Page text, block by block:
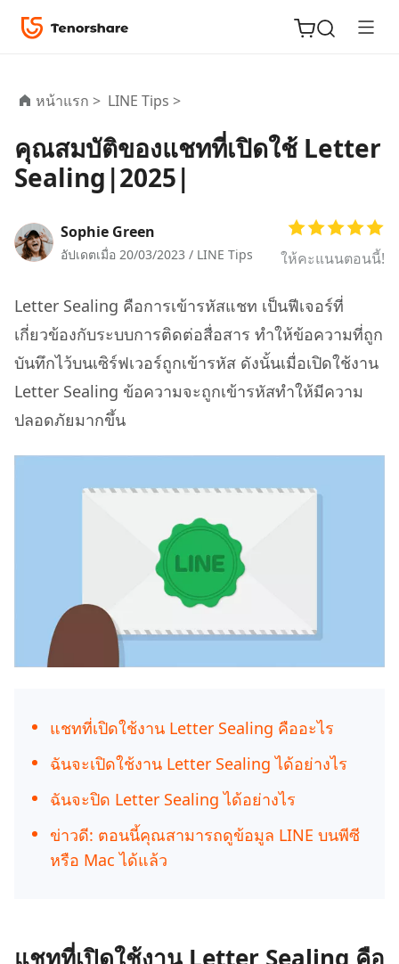
ReiBoot
for iOS
Tenorshare
PDNob
iAnyGo
หน้าแรก > LINE Tips >
คุณสมบัติของแชทที่เปิดใช้ Letter
Sealing|2025|
Sophie Green
อัปเดตเมื่อ 20/03/2023 / LINE Tips ให้คะแนนตอนนี้!
Letter Sealing คือการเข้ารหัสแชท เป็นฟีเจอร์ที่
เกี่ยวข้องกับระบบการติดต่อสื่อสาร ทำให้ข้อความที่ถูก
บันทึกไว้บนเซิร์ฟเวอร์ถูกเข้ารหัส ดังนั้นเมื่อเปิดใช้งาน
Letter Sealing ข้อความจะถูกเข้ารหัสทำให้มีความ
ปลอดภัยมากขึ้น
แชทที่เปิดใช้งาน Letter Sealing คืออะไร
ฉันจะเปิดใช้งาน Letter Sealing ได้อย่างไร
ฉันจะปิด Letter Sealing ได้อย่างไร
ข่าวดี: ตอนนี้คุณสามารถดูข้อมูล LINE บนพีซี
หรือ Mac ได้แล้ว